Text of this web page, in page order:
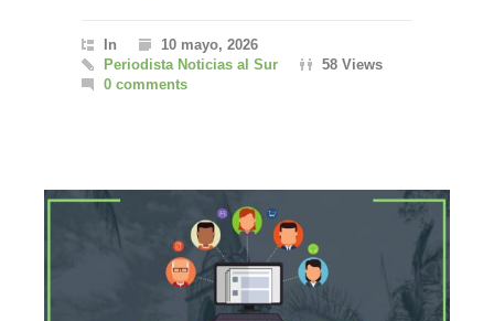
In
10 mayo, 2026
Periodista Noticias al Sur
58 Views
0 comments